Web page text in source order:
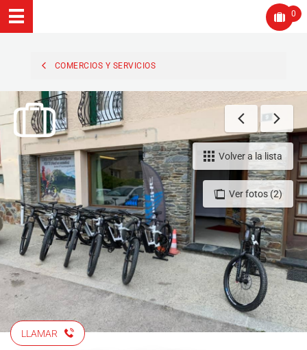
0
COMERCIOS Y SERVICIOS
Ver fotos (2)
Volver a la lista
LLAMAR